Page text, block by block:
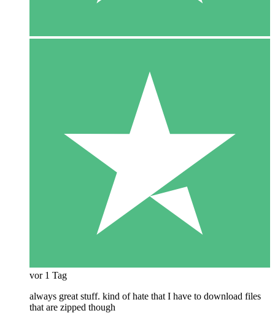
vor 1 Tag
always great stuff. kind of hate that I have to download files
that are zipped though